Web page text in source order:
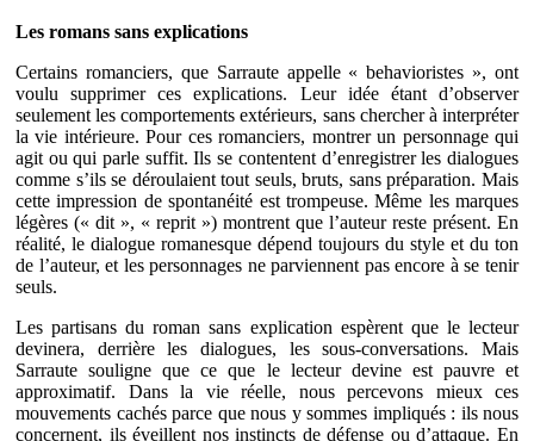
Les romans sans explications
Certains romanciers, que Sarraute appelle « behavioristes », ont
voulu supprimer ces explications. Leur idée étant d’observer
seulement les comportements extérieurs, sans chercher à interpréter
la vie intérieure. Pour ces romanciers, montrer un personnage qui
agit ou qui parle suffit. Ils se contentent d’enregistrer les dialogues
comme s’ils se déroulaient tout seuls, bruts, sans préparation. Mais
cette impression de spontanéité est trompeuse. Même les marques
légères (« dit », « reprit ») montrent que l’auteur reste présent. En
réalité, le dialogue romanesque dépend toujours du style et du ton
de l’auteur, et les personnages ne parviennent pas encore à se tenir
seuls.
Les partisans du roman sans explication espèrent que le lecteur
devinera, derrière les dialogues, les sous-conversations. Mais
Sarraute souligne que ce que le lecteur devine est pauvre et
approximatif. Dans la vie réelle, nous percevons mieux ces
mouvements cachés parce que nous y sommes impliqués : ils nous
concernent, ils éveillent nos instincts de défense ou d’attaque. En